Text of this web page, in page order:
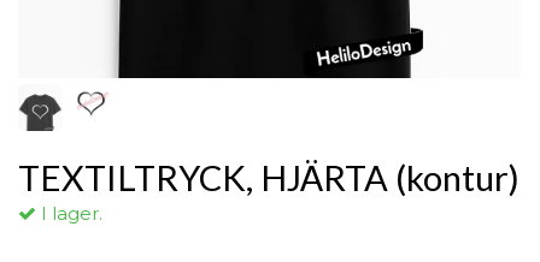
TEXTILTRYCK, HJÄRTA (kontur)
I lager.